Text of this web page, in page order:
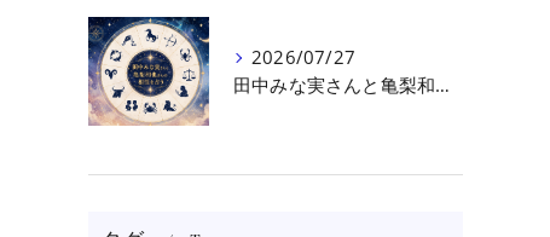
2026/07/27
田中みな実さんと亀梨和也さんの相性を読む｜大阪・箕面占いスクールラブアンドライト